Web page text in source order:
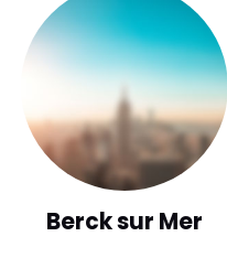
Berck sur Mer